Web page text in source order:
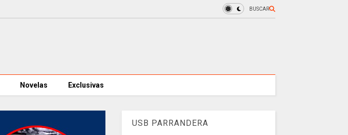
BUSCAR
Novelas Exclusivas
USB PARRANDERA